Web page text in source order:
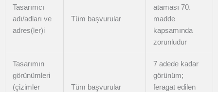
Tasarımcı
adı/adları ve
adres(ler)i
Tüm başvurular
ataması 70.
madde
kapsamında
zorunludur
Tasarımın
görünümleri
(çizimler
Tüm başvurular
7 adede kadar
görünüm;
feragat edilen